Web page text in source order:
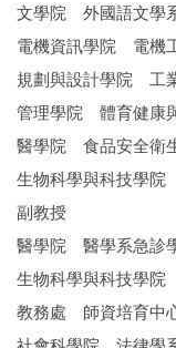
文學院 外國語文
電機資訊學院 電
規劃與設計學院
管理學院 體育健
醫學院 食品安全衛
生物科學與科技學
副教授
醫學院 醫學系急
生物科學與科技學
教務處 師資培育